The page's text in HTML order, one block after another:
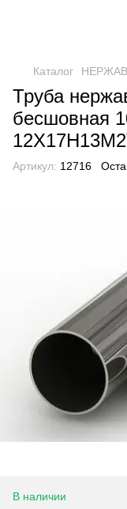
Каталог
Труба
бесшовная
Артикул: 12716
В наличии